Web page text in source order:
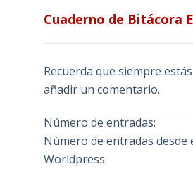
Cuaderno de Bitácora
Recuerda que siempre
añadir un comentario.
Número de entradas:
Número de entradas desde
Worldpress: